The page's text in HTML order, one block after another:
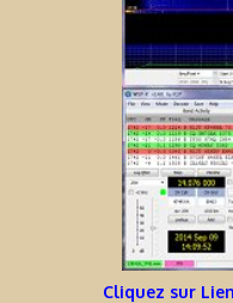
Cliquez sur